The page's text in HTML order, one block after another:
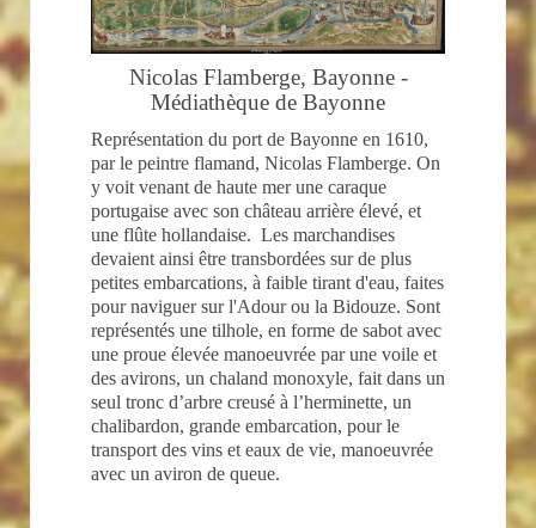
Nicolas Flamberge, Bayonne -
Médiathèque de Bayonne
Représentation du port de Bayonne en 1610,
par le peintre flamand, Nicolas Flamberge. On
y voit venant de haute mer une caraque
portugaise avec son château arrière élevé, et
une flûte hollandaise. Les marchandises
devaient ainsi être transbordées sur de plus
petites embarcations, à faible tirant d'eau, faites
pour naviguer sur l'Adour ou la Bidouze. Sont
représentés une tilhole, en forme de sabot avec
une proue élevée manoeuvrée par une voile et
des avirons, un chaland monoxyle, fait dans un
seul tronc d’arbre creusé à l’herminette, un
chalibardon, grande embarcation, pour le
transport des vins et eaux de vie, manoeuvrée
avec un aviron de queue.